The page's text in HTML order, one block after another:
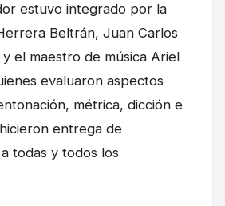
estuvo integrado por la
Beltrán, Juan Carlos
el maestro de música Ariel
evaluaron aspectos
métrica, dicción e
entrega de
todas y todos los